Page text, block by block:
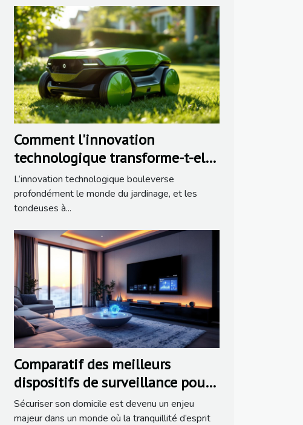
Comment l'innovation
technologique transforme-t-elle
les tondeuses à gazon
autonomes ?
L’innovation technologique bouleverse
profondément le monde du jardinage, et les
tondeuses à...
Comparatif des meilleurs
dispositifs de surveillance pour
la maison
Sécuriser son domicile est devenu un enjeu
majeur dans un monde où la tranquillité d’esprit